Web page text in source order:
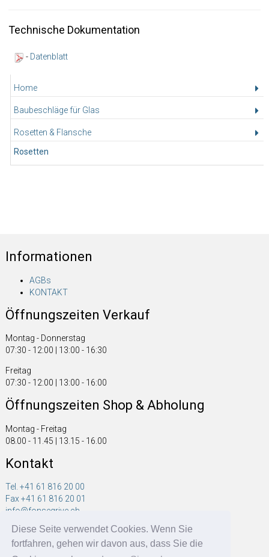
Diese Seite verwendet Cookies. Wenn Sie
fortfahren, gehen wir davon aus, dass Sie die
Home
Baubeschläge für Glas
Rosetten & Flansche
Rosetten
Technische Dokumentation
- Datenblatt
Informationen
AGBs
KONTAKT
Öffnungszeiten Verkauf
Montag - Donnerstag
07:30 - 12:00 | 13:00 - 16:30
Freitag
07:30 - 12:00 | 13:00 - 16:00
Öffnungszeiten Shop & Abholung
Montag - Freitag
08.00 - 11.45 | 13.15 - 16.00
Kontakt
Tel. +41 61 816 20 00
Fax +41 61 816 20 01
info@fonsegrive.ch
Fonsegrive GmbH
Moosmattstrasse 14